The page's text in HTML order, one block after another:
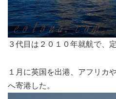
３代目は２０１０年就航で、
１月に英国を出港、アフリカ
へ寄港した。